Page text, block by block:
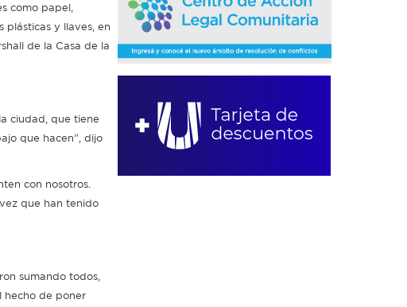
como papel,
plásticas y llaves, en
de la Casa de la
ciudad, que tiene
que hacen”, dijo
con nosotros.
que han tenido
sumando todos,
hecho de poner